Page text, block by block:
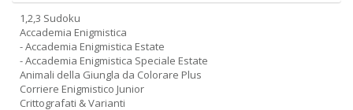
1,2,3 Sudoku
Accademia Enigmistica
- Accademia Enigmistica Estate
- Accademia Enigmistica Speciale Estate
Animali della Giungla da Colorare Plus
Corriere Enigmistico Junior
Crittografati & Varianti